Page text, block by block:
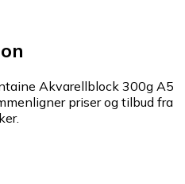
Akvarellblock 300g A5
priser og tilbud fra